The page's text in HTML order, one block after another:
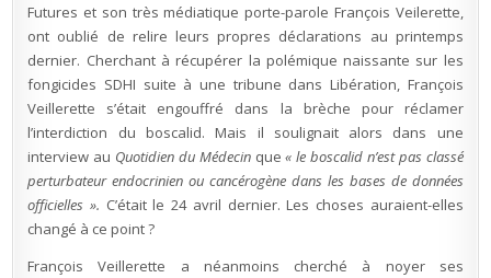
Futures et son très médiatique porte-parole François Veilerette,
ont oublié de relire leurs propres déclarations au printemps
dernier. Cherchant à récupérer la polémique naissante sur les
fongicides SDHI suite à une tribune dans Libération, François
Veillerette s’était engouffré dans la brèche pour réclamer
l’interdiction du boscalid. Mais il soulignait alors dans une
interview au Quotidien du Médecinque« le boscalid n’est pas classé
perturbateur endocrinien ou cancérogène dans les bases de données
officielles ». C’était le 24 avril dernier. Les choses auraient-elles
changé à ce point ?
François Veillerette a néanmoins cherché à noyer ses